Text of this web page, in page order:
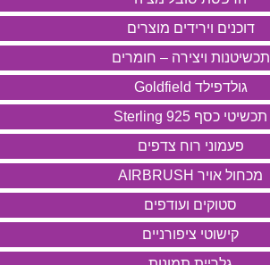
דוכנים וירידים מוצרים
תכשיטנות ויצירה – חומרים
גולדפילד Goldfield
תכשיטי כסף 925 Sterling
פעמוני רוח צדפים
מכחול אויר AIRBRUSH
סטוקים ועודפים
קישוטי ציפורניים